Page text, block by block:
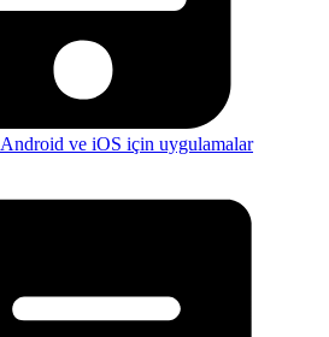
Android ve iOS için uygulamalar